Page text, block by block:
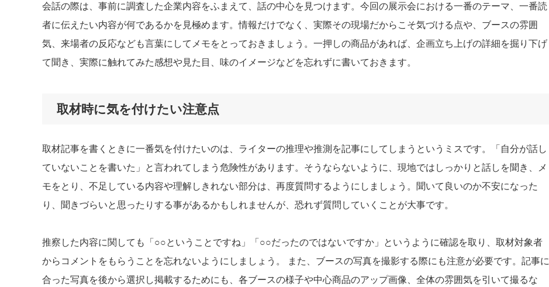
会話の際は、事前に調査した企業内容をふまえて、話の中心を見つけます。今回の展示会における一番のテーマ、一番読
者に伝えたい内容が何であるかを見極めます。情報だけでなく、実際その現場だからこそ気づける点や、ブースの雰囲
気、来場者の反応なども言葉にしてメモをとっておきましょう。一押しの商品があれば、企画立ち上げの詳細を掘り下げ
て聞き、実際に触れてみた感想や見た目、味のイメージなどを忘れずに書いておきます。
取材時に気を付けたい注意点
取材記事を書くときに一番気を付けたいのは、ライターの推理や推測を記事にしてしまうというミスです。「自分が話し
ていないことを書いた」と言われてしまう危険性があります。そうならないように、現地ではしっかりと話しを聞き、メ
モをとり、不足している内容や理解しきれない部分は、再度質問するようにしましょう。聞いて良いのか不安になった
り、聞きづらいと思ったりする事があるかもしれませんが、恐れず質問していくことが大事です。
推察した内容に関しても「○○ということですね」「○○だったのではないですか」というように確認を取り、取材対象者
からコメントをもらうことを忘れないようにしましょう。 また、ブースの写真を撮影する際にも注意が必要です。記事に
合った写真を後から選択し掲載するためにも、各ブースの様子や中心商品のアップ画像、全体の雰囲気を引いて撮るな